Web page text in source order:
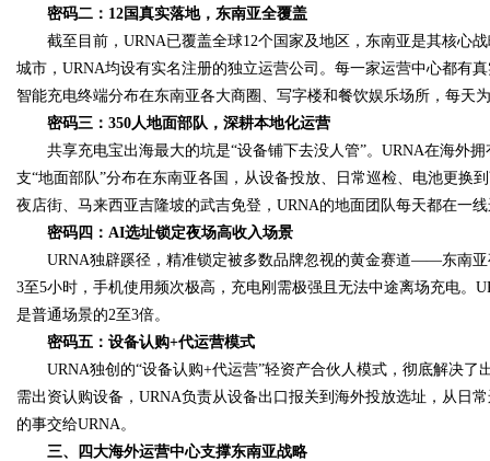
密码二：12国真实落地，东南亚全覆盖
截至目前，URNA已覆盖全球12个国家及地区，东南亚是其核心
城市，URNA均设有实名注册的独立运营公司。每一家运营中心都有
智能充电终端分布在东南亚各大商圈、写字楼和餐饮娱乐场所，每天
密码三：350人地面部队，深耕本地化运营
共享充电宝出海最大的坑是“设备铺下去没人管”。URNA在海外拥
支“地面部队”分布在东南亚各国，从设备投放、日常巡检、电池更换
夜店街、马来西亚吉隆坡的武吉免登，URNA的地面团队每天都在一
密码四：AI选址锁定夜场高收入场景
URNA独辟蹊径，精准锁定被多数品牌忽视的黄金赛道——东南亚
3至5小时，手机使用频次极高，充电刚需极强且无法中途离场充电
是普通场景的2至3倍。
密码五：设备认购+代运营模式
URNA独创的“设备认购+代运营”轻资产合伙人模式，彻底解决了
需出资认购设备，URNA负责从设备出口报关到海外投放选址，从日
的事交给URNA。
三、四大海外运营中心支撑东南亚战略